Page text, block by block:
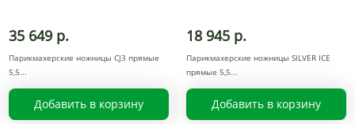
35 649 р.
Парикмахерские ножницы CJ3 прямые
5,5
Добавить в корзину
18 945 р.
Парикмахерские ножницы SILVER ICE
прямые 5,5
Добавить в корзину